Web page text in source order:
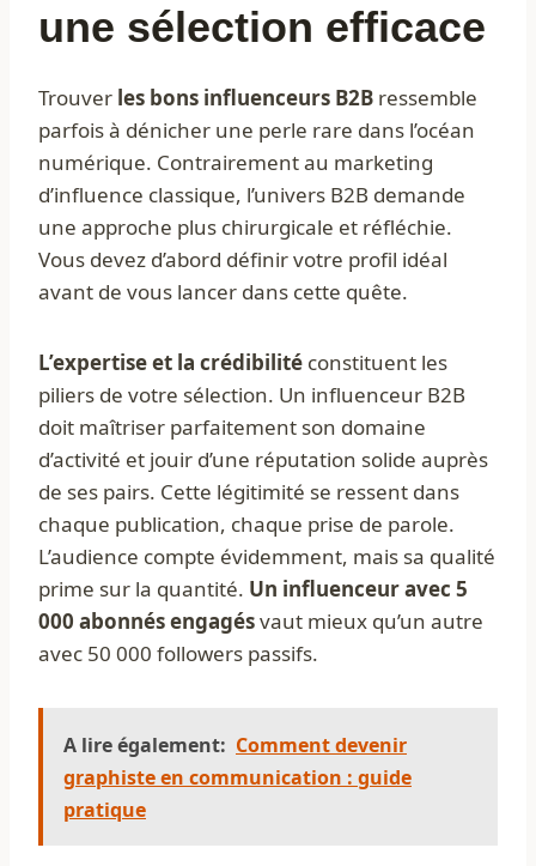
une sélection efficace
Trouver les bons influenceurs B2B ressemble
parfois à dénicher une perle rare dans l’océan
numérique. Contrairement au marketing
d’influence classique, l’univers B2B demande
une approche plus chirurgicale et réfléchie.
Vous devez d’abord définir votre profil idéal
avant de vous lancer dans cette quête.
L’expertise et la crédibilité constituent les
piliers de votre sélection. Un influenceur B2B
doit maîtriser parfaitement son domaine
d’activité et jouir d’une réputation solide auprès
de ses pairs. Cette légitimité se ressent dans
chaque publication, chaque prise de parole.
L’audience compte évidemment, mais sa qualité
prime sur la quantité. Un influenceur avec 5
000 abonnés engagésvaut mieux qu’un autre
avec 50 000 followers passifs.
A lire également: Comment devenir
graphiste en communication : guide
pratique